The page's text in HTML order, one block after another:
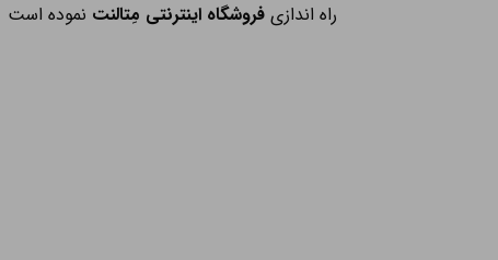
راه اندازی فروشگاه اینترنتی مِتالنت نموده است